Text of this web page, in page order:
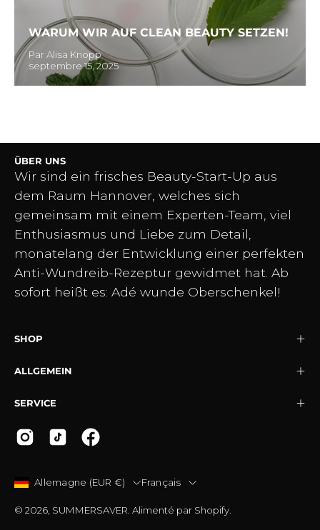
WARUM WIR AUF CLEAN BEAUTY SETZEN!
Par Alisa Knopp
septembre 15, 2025
ÜBER UNS
Wir sind ein frisches Beauty-Start-Up aus
dem Raum Hannover, welches sich
gemeinsam mit einem Experten-Team, viel
Enthusiasmus und Liebe zum Detail,
monatelang der Entwicklung einer perfekten
Anti-Wundreib-Rezeptur gewidmet hat. Ab
sofort heißt es: Adé wunde Oberschenkel!
SHOP
ALLGEMEIN
SERVICE
PAYSAllemagne (EUR €) LANGUE
Français
© 2026, SUMMERSAVER Alimenté par Shopify